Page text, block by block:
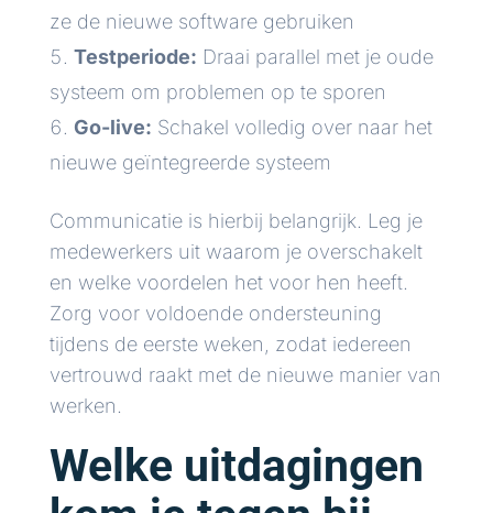
ze de nieuwe software gebruiken
Testperiode: Draai parallel met je oude
systeem om problemen op te sporen
Go-live: Schakel volledig over naar het
nieuwe geïntegreerde systeem
Communicatie is hierbij belangrijk. Leg je
medewerkers uit waarom je overschakelt
en welke voordelen het voor hen heeft.
Zorg voor voldoende ondersteuning
tijdens de eerste weken, zodat iedereen
vertrouwd raakt met de nieuwe manier van
werken.
Welke uitdagingen